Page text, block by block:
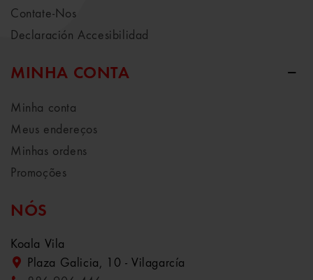
Contate-Nos
Declaración Accesibilidad
MINHA CONTA
Minha conta
Meus endereços
Minhas ordens
Promoções
NÓS
Koala Vila
Plaza Galicia, 10 - Vilagarcía